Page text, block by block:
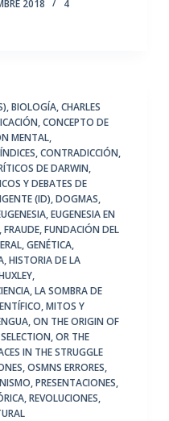
2018
4
,BIOLOGÍA,CHARLES
,CONCEPTO DE
MENTAL,
,CONTRADICCIÓN,
DE DARWIN,
Y DEBATES DE
(ID),DOGMAS,
,EUGENESIA EN
FRAUDE,FUNDACIÓN DEL
,GENÉTICA,
,HISTORIA DE LA
,
,LA SOMBRA DE
,MITOS Y
,ON THE ORIGIN OF
,OR THE
IN THE STRUGGLE
,OSMNS ERRORES,
,PRESENTACIONES,
,REVOLUCIONES,